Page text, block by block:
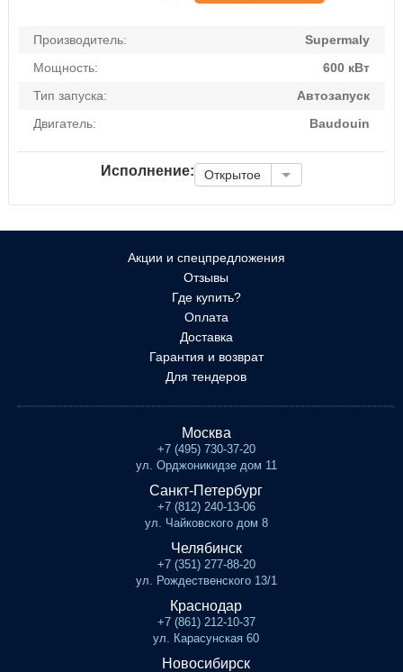
Производитель:
Supermaly
Мощность:
600 кВт
Тип запуска:
Автозапуск
Двигатель:
Baudouin
Исполнение: Открытое
Акции и спецпредложения
Отзывы
Где купить?
Оплата
Доставка
Гарантия и возврат
Для тендеров
Москва
+7 (495) 730-37-20
ул. Орджоникидзе дом 11
Санкт-Петербург
+7 (812) 240-13-06
ул. Чайковского дом 8
Челябинск
+7 (351) 277-88-20
ул. Рождественского 13/1
Краснодар
+7 (861) 212-10-37
ул. Карасунская 60
Новосибирск